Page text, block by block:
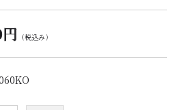
（税込み）